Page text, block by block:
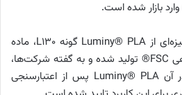
این محصول جدید بر پایه آمیزه‌ای از Luminy®️ PLA گونه‌ L130، ماده
PHA و خمیر کاغذ دارای گواهی FSC®️ تولید شده و به گفته شرکت‌ها،
نخستین کاربردی است که در آن Luminy®️ PLA پس از اعتبارسنجی